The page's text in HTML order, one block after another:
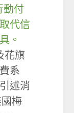
動付
代信
。
花旗
系
述消
梅